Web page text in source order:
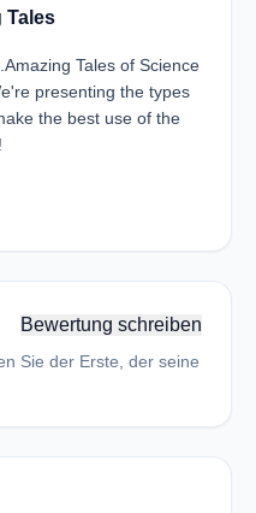
Tales
Tales of Science
presenting the types
the best use of the
Bewertung schreiben
Sie der Erste, der seine